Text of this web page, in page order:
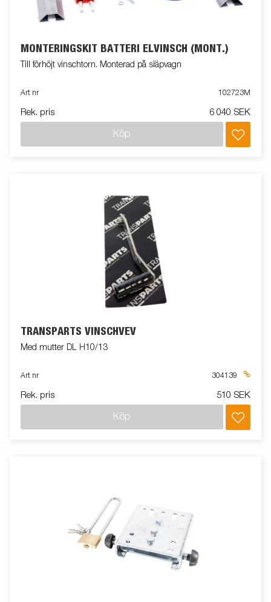
MONTERINGSKIT BATTERI ELVINSCH (MONT.)
Till förhöjt vinschtorn. Monterad på släpvagn
Art nr 102723M
Rek. pris 6 040 SEK
Köp
TRANSPARTS VINSCHVEV
Med mutter DL H10/13
Art nr 304139
Rek. pris 510 SEK
Köp